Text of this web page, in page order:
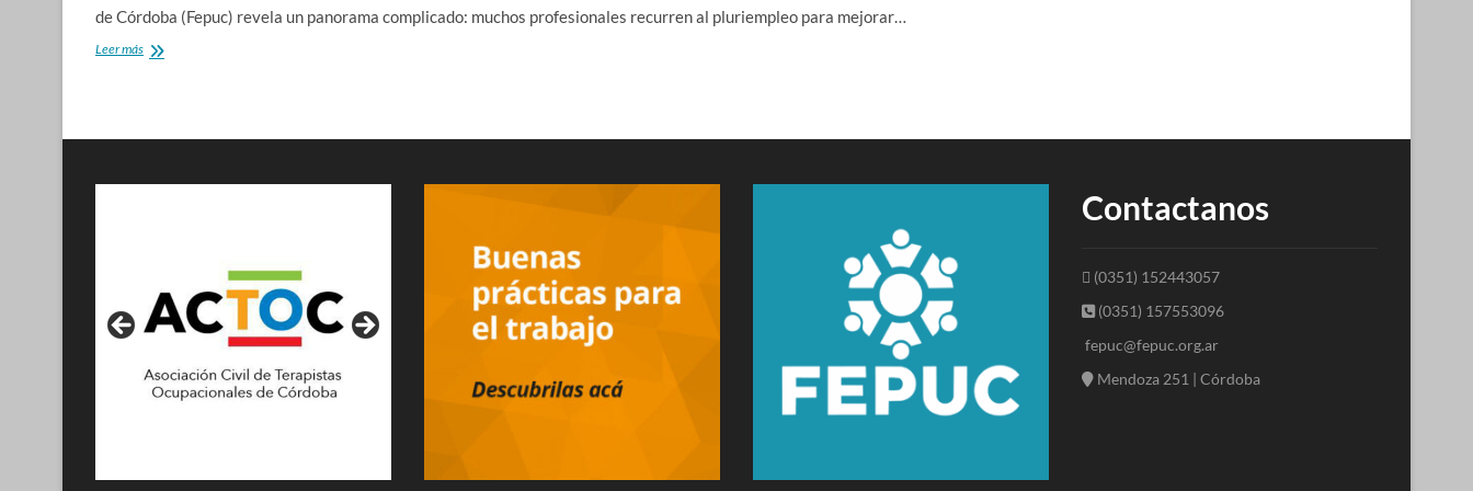
de Córdoba (Fepuc) revela un panorama complicado: muchos profesionales recurren al pluriempleo para mejorar…
Leer másProfesionales
se
Contactanos
(0351) 152443057
(0351) 157553096
fepuc@fepuc.org.ar
Mendoza 251 | Córdoba